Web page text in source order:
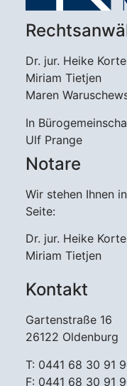
Kontakt
Gartenstraße 16
26122 Oldenburg
T: 0441 68 30 91
F: 0441 68 30 91
Notare
Wir stehen Ihnen
Seite:
Dr. jur. Heike Korte
Miriam Tietjen
Dr. jur. Heike Korte
Miriam Tietjen
Maren
In
Ulf Prange